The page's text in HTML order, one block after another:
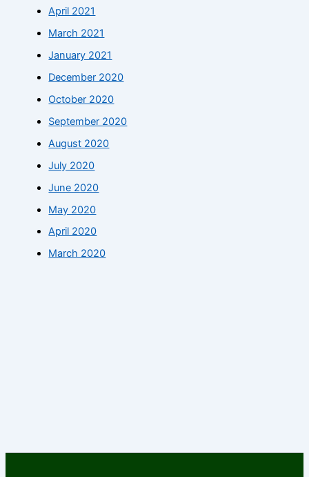
April 2021
March 2021
January 2021
December 2020
October 2020
September 2020
August 2020
July 2020
June 2020
May 2020
April 2020
March 2020